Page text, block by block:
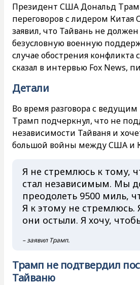
Президент США Дональд
переговоров с лидером
заявил, что Тайвань не
безусловную военную
случае обострения конфликта
сказал в интервью Fox News,
Детали
Во время разговора с
Трамп подчеркнул, что не
независимости Тайваня и
большой войны между США и
Я не стремлюсь к тому,
стал независимым. Мы
преодолеть 9500 миль,
Я к этому не стремлюсь.
они остыли. Я хочу,
– заявил Трамп.
Трамп не подтвердил
Тайваню